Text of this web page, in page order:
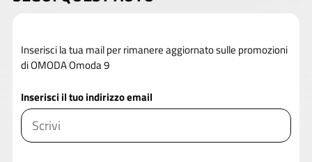
Inserisci la tua mail per rimanere aggiornato sulle promozioni
di OMODA Omoda 9
Inserisci il tuo indirizzo email